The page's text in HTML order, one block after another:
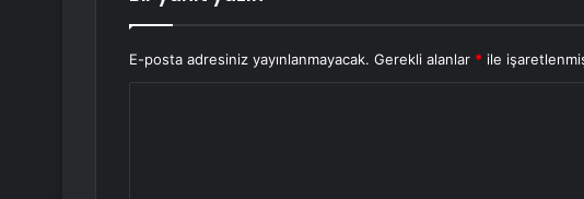
E-posta adresiniz yayınlanmayacak. Gerekli alanlar * ile